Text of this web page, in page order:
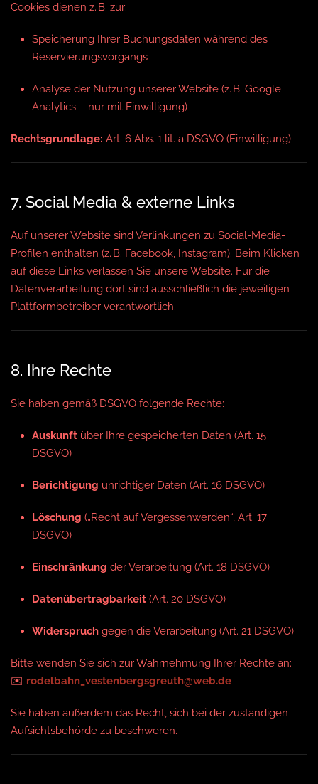
Cookies dienen z. B. zur:
Speicherung Ihrer Buchungsdaten während des
Reservierungsvorgangs
Analyse der Nutzung unserer Website (z. B. Google
Analytics – nur mit Einwilligung)
Rechtsgrundlage: Art. 6 Abs. 1 lit. a DSGVO (Einwilligung)
7. Social Media & externe Links
Auf unserer Website sind Verlinkungen zu Social-Media-
Profilen enthalten (z. B. Facebook, Instagram). Beim Klicken
auf diese Links verlassen Sie unsere Website. Für die
Datenverarbeitung dort sind ausschließlich die jeweiligen
Plattformbetreiber verantwortlich.
8. Ihre Rechte
Sie haben gemäß DSGVO folgende Rechte:
Auskunft über Ihre gespeicherten Daten (Art. 15
DSGVO)
Berichtigung unrichtiger Daten (Art. 16 DSGVO)
Löschung („Recht auf Vergessenwerden“, Art. 17
DSGVO)
Einschränkung der Verarbeitung (Art. 18 DSGVO)
Datenübertragbarkeit (Art. 20 DSGVO)
Widerspruch gegen die Verarbeitung (Art. 21 DSGVO)
Bitte wenden Sie sich zur Wahrnehmung Ihrer Rechte an:
✉️ rodelbahn_vestenbergsgreuth@web.de
Sie haben außerdem das Recht, sich bei der zuständigen
Aufsichtsbehörde zu beschweren.